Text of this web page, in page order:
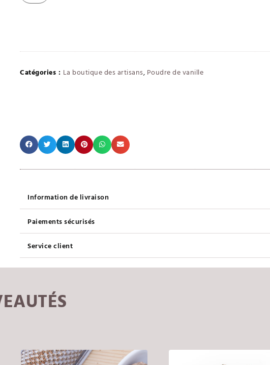
Catégories : La boutique des artisans, Poudre de vanille
Information de livraison
Paiements sécurisés
Service client